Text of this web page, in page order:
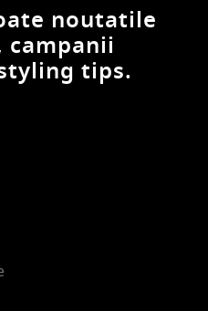
noutatile
campanii
tips.